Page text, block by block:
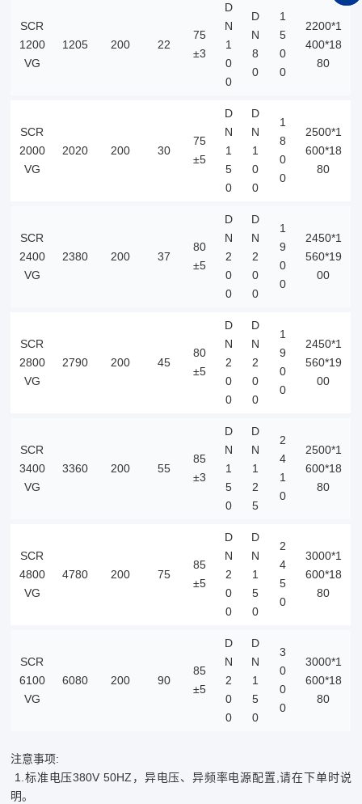
SCR
1200
VG
1205 200 22
75
±3
D
N
1
0
0
D
N
8
0
1
5
0
0
2200*1
400*18
80
SCR
2000
VG
2020 200 30
75
±5
D
N
1
5
0
D
N
1
0
0
1
8
0
0
2500*1
600*18
80
SCR
2400
VG
2380 200 37
80
±5
D
N
2
0
0
D
N
2
0
0
1
9
0
0
2450*1
560*19
00
SCR
2800
VG
2790 200 45
80
±5
D
N
2
0
0
D
N
2
0
0
1
9
0
0
2450*1
560*19
00
SCR
3400
VG
3360 200 55
85
±3
D
N
1
5
0
D
N
1
2
5
2
4
1
0
2500*1
600*18
80
SCR
4800
VG
4780 200 75
85
±5
D
N
2
0
0
D
N
1
5
0
2
4
5
0
3000*1
600*18
80
SCR
6100
VG
6080 200 90
85
±5
D
N
2
0
0
D
N
1
5
0
3
0
0
0
3000*1
600*18
80
注意事项:
1.标准电压380V 50HZ，异电压、异频率电源配置,请在下单时说
明。